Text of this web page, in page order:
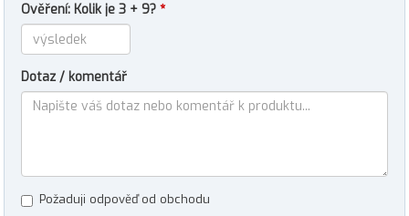
Ověření: Kolik je 3 + 9? *
Dotaz / komentář
Požaduji odpověď od obchodu